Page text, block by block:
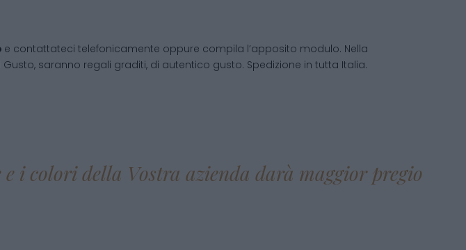
e contattateci telefonicamente oppure compila l’apposito modulo. Nella
Gusto, saranno regali graditi, di autentico gusto. Spedizione in tutta Italia.
i colori della Vostra azienda darà maggior pregio